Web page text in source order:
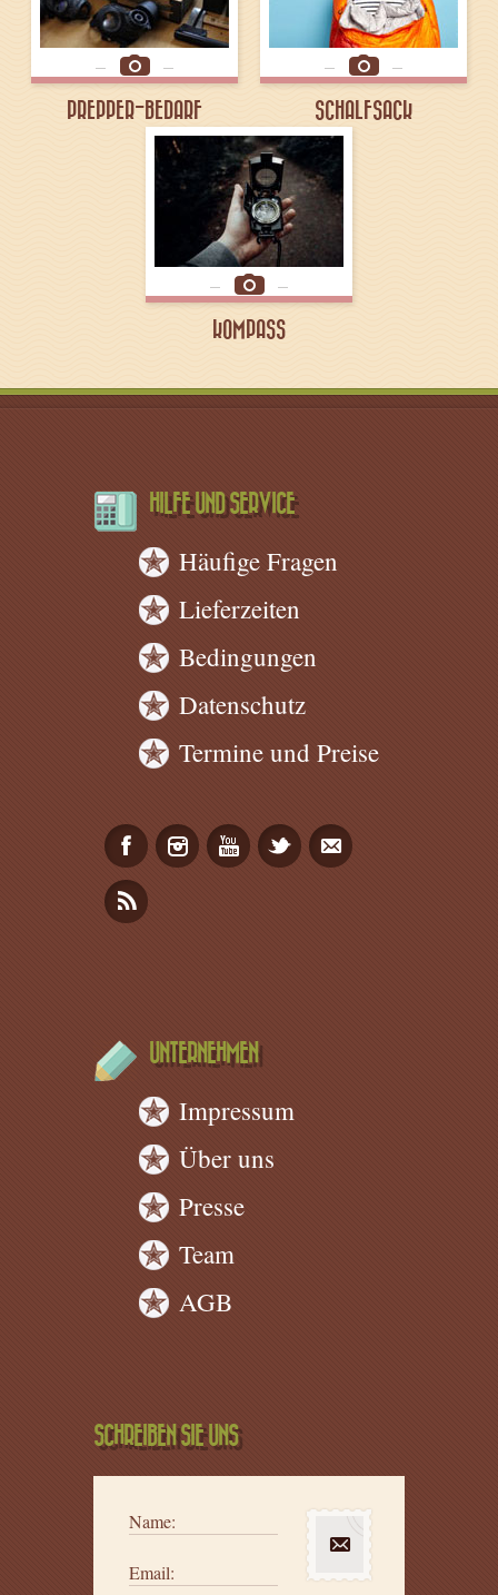
PREPPER-BEDARF SCHALFSACK
KOMPASS
HILFE UND SERVICE
Häufige Fragen
Lieferzeiten
Bedingungen
Datenschutz
Termine und Preise
UNTERNEHMEN
Impressum
Über uns
Presse
Team
AGB
SCHREIBEN SIE UNS
Name:
Email: